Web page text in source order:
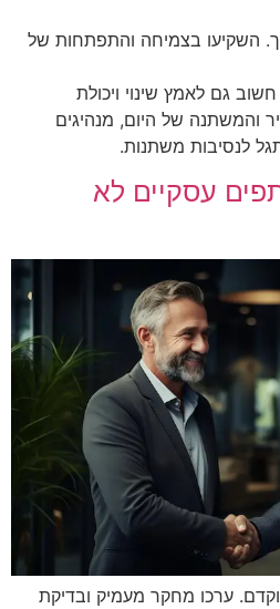
השקיעו בצמיחה והתפתחות של
גם לאמץ שינוי ויכולת
והמשתנה של היום, מנהיגים
לנסיבות משתנות.
עסקיים לא
ערכו מחקר מעמיק ובדיקת